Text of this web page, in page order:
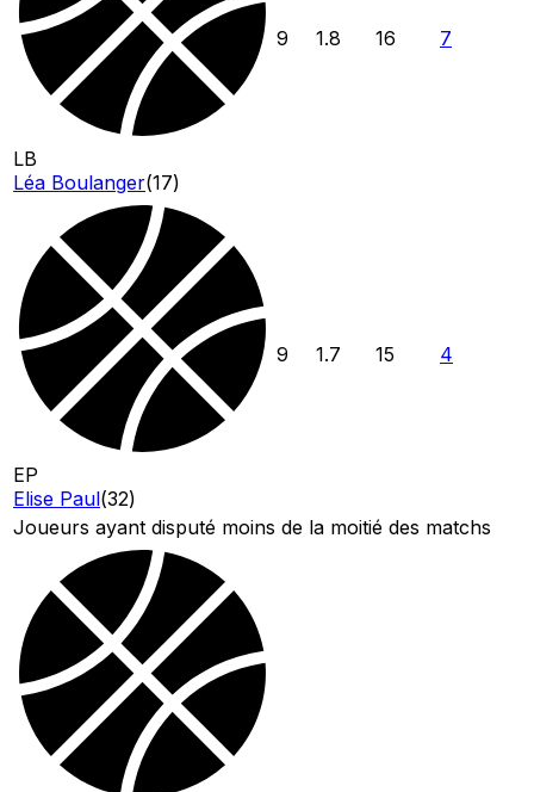
LB
Léa Boulanger(17)
9 1.8 16 7
EP
Elise Paul(32)
9 1.7 15 4
Joueurs ayant disputé moins de la moitié des matchs